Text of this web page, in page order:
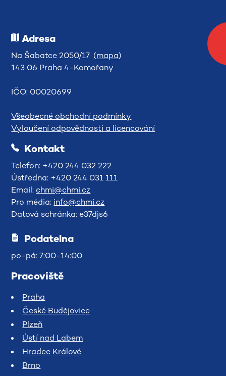
Adresa
Na Šabatce 2050/17 (mapa)
143 06 Praha 4-Komořany
IČO: 00020699
Všeobecné obchodní podmínky
Vyloučení odpovědnosti a licencování
Kontakt
Telefon: +420 244 032 222
Ústředna: +420 244 031 111
Email: chmi@chmi.cz
Pro média: info@chmi.cz
Datová schránka: e37djs6
Podatelna
po-pá: 7:00-14:00
Pracoviště
Praha
České Budějovice
Plzeň
Ústí nad Labem
Hradec Králové
Brno